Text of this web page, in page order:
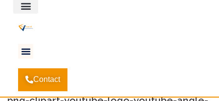
Contact
Accueil-Innovation Commerciale lance sa chaîne
YouTube-png-clipart-youtube-logo-youtube-angle-logo